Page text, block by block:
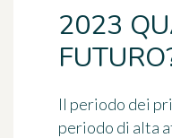
2023
Il periodo dei
periodo di alta